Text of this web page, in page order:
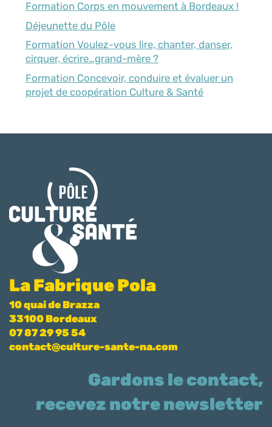
Formation Corps en mouvement à Bordeaux !
Déjeunette du Pôle
Formation Voulez-vous lire, chanter, danser,
cirquer, écrire…grand-mère ?
Formation Concevoir, conduire et évaluer un
projet de coopération Culture & Santé
La Fabrique Pola
10 quai de Brazza
33100 Bordeaux
07 87 29 95 54
contact@culture-sante-na.com
Gardons le contact,
recevez notre newsletter